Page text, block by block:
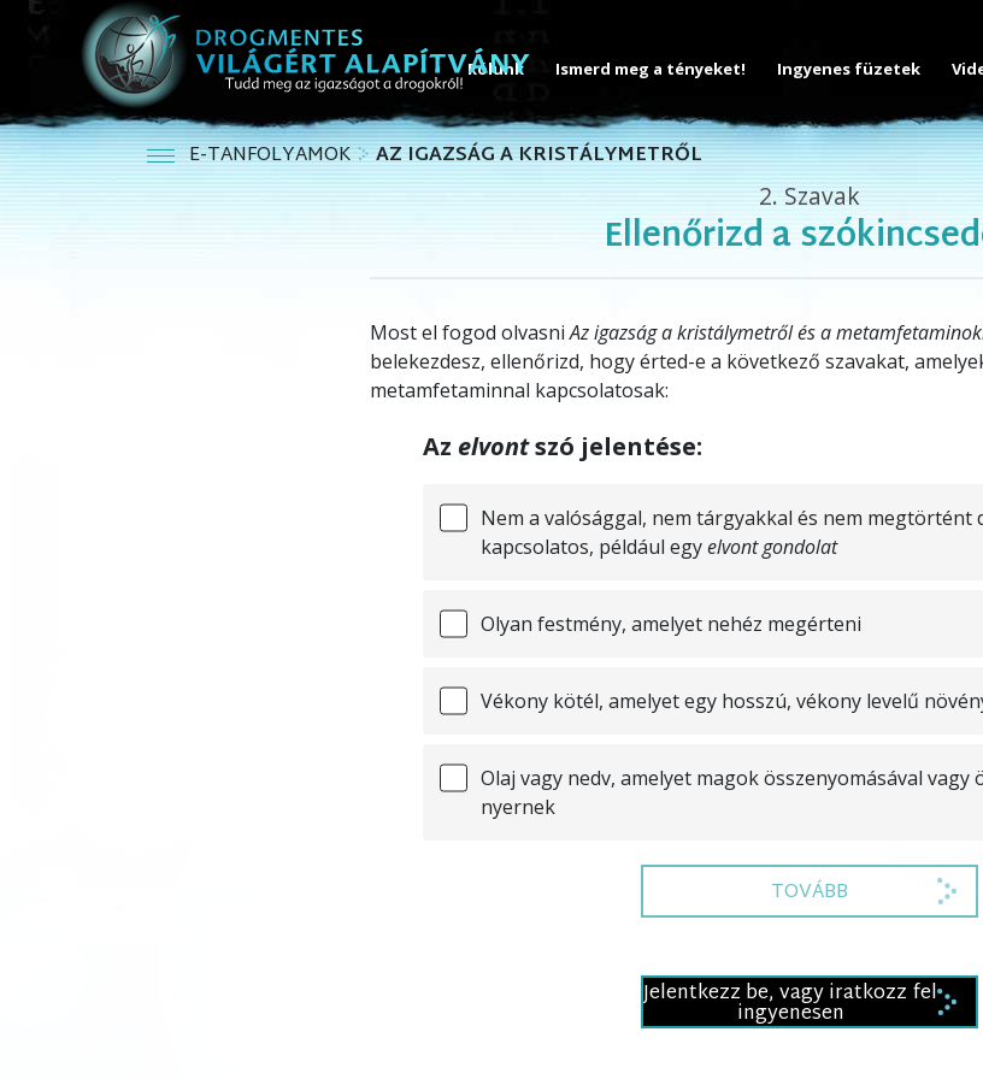
Rólunk Ismerd meg a tényeket! Ingyenes füzetek
E-TANFOLYAMOK AZ IGAZSÁG A KRISTÁLYMETRŐL
2. Szavak
Ellenőrizd a
Most el fogod olvasniAz igazság a kristálymetről és a
belekezdesz, ellenőrizd, hogy érted-e a következő szavakat,
metamfetaminnal kapcsolatosak:
Az elvontszó jelentése:
Nem a valósággal, nem tárgyakkal és nem megtörtént
kapcsolatos, például egyelvont gondolat
Olyan festmény, amelyet nehéz megérteni
Vékony kötél, amelyet egy hosszú, vékony levelű
Olaj vagy nedv, amelyet magok összenyomásával vagy
nyernek
TOVÁBB
Jelentkezz be, vagy iratkozz fel
ingyenesen